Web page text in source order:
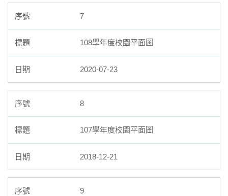
7
108學年度校園平面圖
2020-07-23
8
107學年度校園平面圖
2018-12-21
9